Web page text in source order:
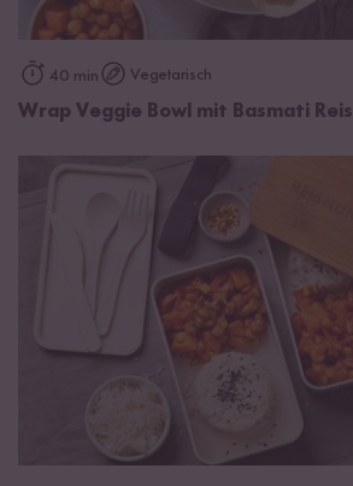
40 min Vegetarisch
Wrap Veggie Bowl mit Basmati Reis